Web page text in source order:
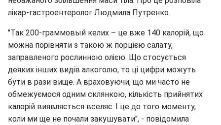
лікар-гастроентеролог Людмила Путренко.
"Так 200-граммовый келих – це вже 140 калорій, що
можна порівняти з такою ж порцією салату,
заправленого рослинною олією. Що стосується
деяких інших видів алкоголю, то ці цифри можуть
бути в рази вище. А враховуючи, що ми часто не
обмежуємося одним склянкою, кількість прийнятих
калорій виявляється вселяє. І це до того моменту,
коли ми ще не почали закушувати", - повідомила